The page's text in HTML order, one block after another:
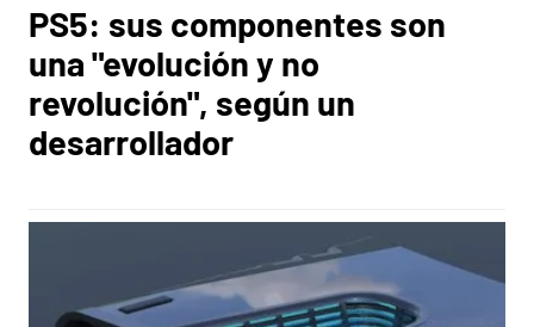
PS5: sus componentes son
una "evolución y no
revolución", según un
desarrollador